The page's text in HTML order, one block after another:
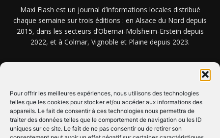
Pour offrir les meilleures expériences, nous utilisons des technologies
telles que les cookies pour stocker et/ou accéder aux informations des
appareils. Le fait de consentir à ces technologies nous permettra de
traiter des données telles que le comportement de navigation ou les ID
uniques sur ce site. Le fait de ne pas consentir ou de retirer son
Maxi Flash est un journal d’informations locales distribué
chaque semaine sur trois éditions : en Alsace du Nord depuis
2015, dans les secteurs d’Obernai-Molsheim-Erstein depuis
2022, et à Colmar, Vignoble et Plaine depuis 2023.
CLIQUEZ ICI !